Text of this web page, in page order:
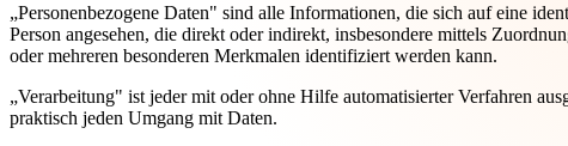
„Personenbezogene Daten" sind alle Informationen, die sich auf eine
Person angesehen, die direkt oder indirekt, insbesondere mittels
oder mehreren besonderen Merkmalen identifiziert werden kann.
„Verarbeitung" ist jeder mit oder ohne Hilfe automatisierter Verfahren
praktisch jeden Umgang mit Daten.